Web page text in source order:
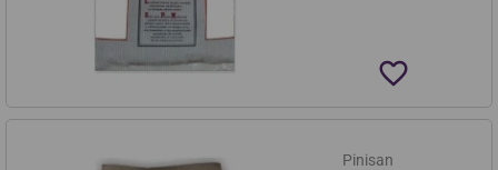
favorite_border
Pinisan